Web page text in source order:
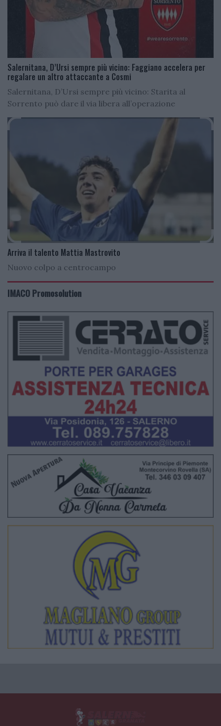
Salernitana, D’Ursi sempre più vicino: Faggiano accelera per
regalare un altro attaccante a Cosmi
Salernitana, D’Ursi sempre più vicino: Starita al
Sorrento può dare il via libera all’operazione
Arriva il talento Mattia Mastrovito
Nuovo colpo a centrocampo
IMACO Promosolution